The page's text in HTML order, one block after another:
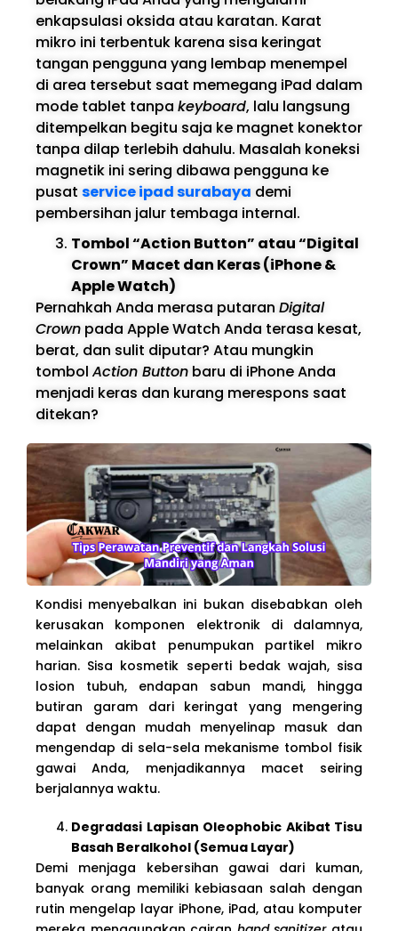
enkapsulasi oksida atau karatan. Karat
mikro ini terbentuk karena sisa keringat
tangan pengguna yang lembap menempel
di area tersebut saat memegang iPad dalam
mode tablet tanpa keyboard, lalu langsung
ditempelkan begitu saja ke magnet konektor
tanpa dilap terlebih dahulu. Masalah koneksi
magnetik ini sering dibawa pengguna ke
pusat service ipad surabaya demi
pembersihan jalur tembaga internal.
Tombol “Action Button” atau “Digital
Crown” Macet dan Keras (iPhone &
Apple Watch)
Pernahkah Anda merasa putaran Digital
Crown pada Apple Watch Anda terasa kesat,
berat, dan sulit diputar? Atau mungkin
tombol Action Button baru di iPhone Anda
menjadi keras dan kurang merespons saat
ditekan?
Kondisi menyebalkan ini bukan disebabkan oleh
kerusakan komponen elektronik di dalamnya,
melainkan akibat penumpukan partikel mikro
harian. Sisa kosmetik seperti bedak wajah, sisa
losion tubuh, endapan sabun mandi, hingga
butiran garam dari keringat yang mengering
dapat dengan mudah menyelinap masuk dan
mengendap di sela-sela mekanisme tombol fisik
gawai Anda, menjadikannya macet seiring
berjalannya waktu.
Degradasi Lapisan Oleophobic Akibat Tisu
Basah Beralkohol (Semua Layar)
Demi menjaga kebersihan gawai dari kuman,
banyak orang memiliki kebiasaan salah dengan
rutin mengelap layar iPhone, iPad, atau komputer